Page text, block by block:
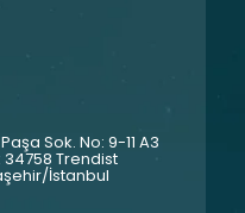
Sok. No: 9-11 A3
34758 Trendist
İstanbul